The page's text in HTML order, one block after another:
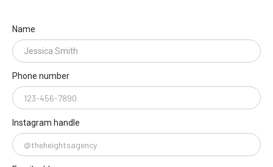
Name
Phone number
Instagram handle